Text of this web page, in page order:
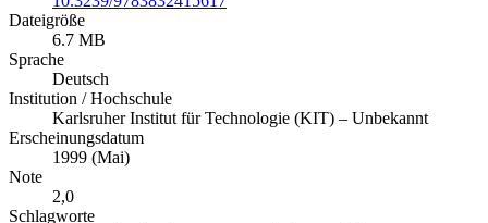
10.3239/9783832415617
Dateigröße
6.7 MB
Sprache
Deutsch
Institution / Hochschule
Karlsruher Institut für Technologie (KIT) – Unbekannt
Erscheinungsdatum
2,0